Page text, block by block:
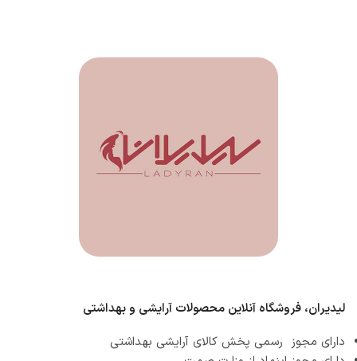
لیدیران، فروشگاه آنلاین محصولات آرایشی و بهداشتی
دارای مجوز رسمی پخش کالای آرایشی بهداشتی